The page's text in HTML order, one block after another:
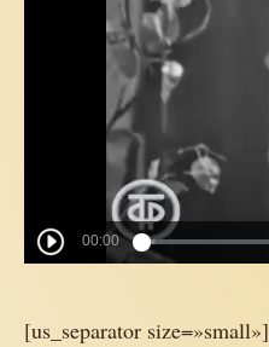
[us_separator size=»small»]